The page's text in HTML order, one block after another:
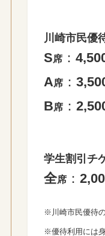
川崎市民優
S席：
A席：
B席：
学生割引 チ
全席：
※川崎市民優待
※優待利用には